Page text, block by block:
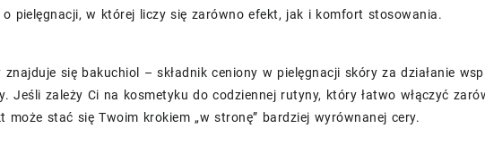
pielęgnacji, w której liczy się zarówno efekt, jak i komfort stosowania.
znajduje się bakuchiol – składnik ceniony w pielęgnacji skóry za działanie
Jeśli zależy Ci na kosmetyku do codziennej rutyny, który łatwo włączyć
może stać się Twoim krokiem „w stronę” bardziej wyrównanej cery.